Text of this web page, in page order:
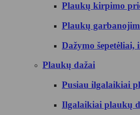
Plaukų kirpimo
Plaukų
Dažymo šepetėliai,
Plaukų dažai
Pusiau ilgalaikiai
Ilgalaikiai plaukų